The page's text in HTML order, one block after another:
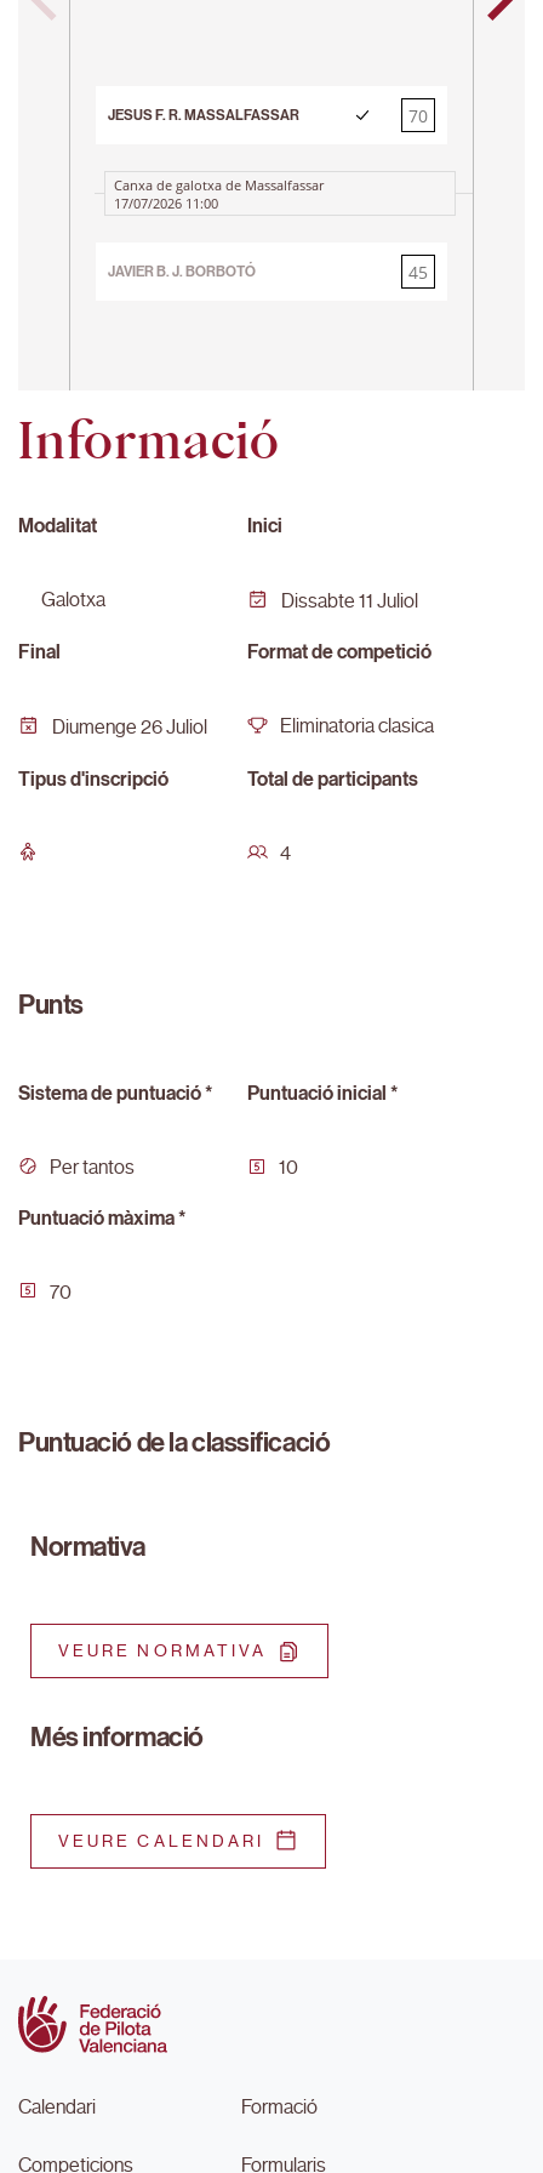
JESUS F. R. MASSALFASSAR
70
45
JAVIER B. J. BORBOTÓ
45
70
Canxa de galotxa de Massalfassar
17/07/2026 11:00
Informació
Modalitat
galotxa
Inici
Dissabte 11 Juliol
Final
Diumenge 26 Juliol
Format de competició
Eliminatoria clasica
Tipus d'inscripció Total de participants
4
Punts
Sistema de puntuació *
Per tantos
Puntuació inicial *
10
Puntuació màxima *
70
Puntuació de la classificació
Normativa
VEURE NORMATIVA
Més informació
VEURE CALENDARI
Calendari
Competicions
Formació
Formularis